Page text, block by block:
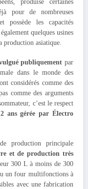
produise certaines
pour de nombreuses
possède les capacités
quelques usines
production asiatique.
publiquement par
dans le monde des
considérés comme des
comme des arguments
c’est le respect
ans gérée par Électro
production principale
et de production très
300 L à moins de 300
un four multifonctions à
avec une fabrication